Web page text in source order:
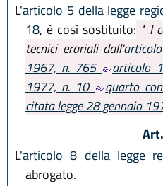
L'articolo 5 della legge
18, è così sostituito: " I
tecnici erariali dall'
1967, n. 765
articolo
1977, n. 10
quarto
citata legge 28 gennaio
L'articolo 8 della legge
abrogato.